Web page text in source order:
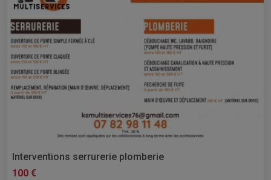
Interventions serrurerie plomberie
100 €